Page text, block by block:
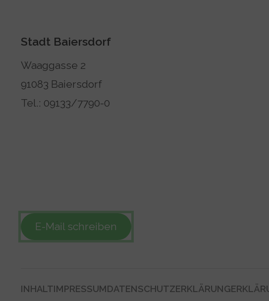
Stadt Baiersdorf
Waaggasse 2
91083 Baiersdorf
Tel.: 09133/7790-0
E-Mail schreiben
INHALTIMPRESSUMDATENSCHUTZERKLÄRUNG